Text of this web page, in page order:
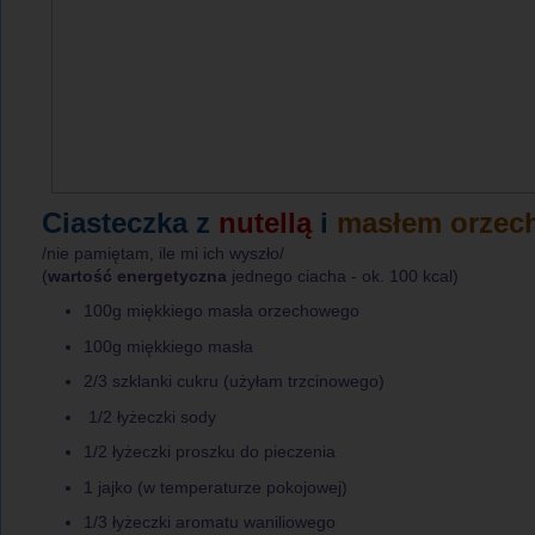
Ciasteczka z nutellą i masłem
/nie pamiętam, ile mi ich wyszło/
(wartość energetyczna jednego ciacha - ok. 100 kcal)
100g miękkiego masła orzechowego
100g miękkiego masła
2/3 szklanki cukru (użyłam trzcinowego)
1/2 łyżeczki sody
1/2 łyżeczki proszku do pieczenia
1 jajko (w temperaturze pokojowej)
1/3 łyżeczki aromatu waniliowego